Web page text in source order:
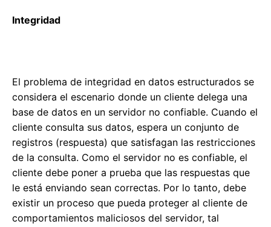
Integridad
El problema de integridad en datos estructurados se
considera el escenario donde un cliente delega una
base de datos en un servidor no confiable. Cuando el
cliente consulta sus datos, espera un conjunto de
registros (respuesta) que satisfagan las restricciones
de la consulta. Como el servidor no es confiable, el
cliente debe poner a prueba que las respuestas que
le está enviando sean correctas. Por lo tanto, debe
existir un proceso que pueda proteger al cliente de
comportamientos maliciosos del servidor, tal